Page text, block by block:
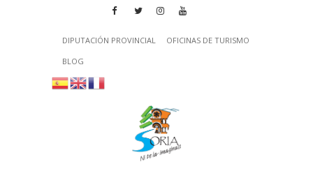
DIPUTACIÓN PROVINCIAL
OFICINAS DE TURISMO
BLOG